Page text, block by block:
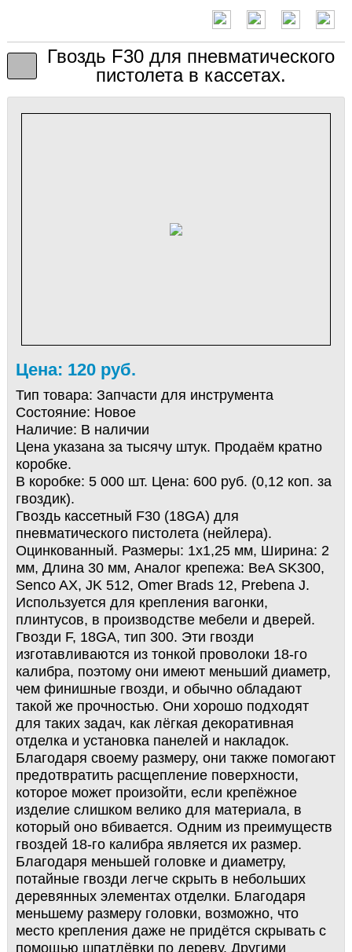
Гвоздь F30 для пневматического
пистолета в кассетах.
Цена: 120 руб.
Тип товара: Запчасти для инструмента
Состояние: Новое
Наличие: В наличии
Цена указана за тысячу штук. Продаём кратно
коробке.
В коробке: 5 000 шт. Цена: 600 руб. (0,12 коп. за
гвоздик).
Гвоздь кассетный F30 (18GA) для
пневматического пистолета (нейлера).
Оцинкованный. Размеры: 1х1,25 мм, Ширина: 2
мм, Длина 30 мм, Аналог крепежа: BeA SK300,
Senco AX, JK 512, Omer Brads 12, Prebena J.
Используется для крепления вагонки,
плинтусов, в производстве мебели и дверей.
Гвозди F, 18GA, тип 300. Эти гвозди
изготавливаются из тонкой проволоки 18-го
калибра, поэтому они имеют меньший диаметр,
чем финишные гвозди, и обычно обладают
такой же прочностью. Они хорошо подходят
для таких задач, как лёгкая декоративная
отделка и установка панелей и накладок.
Благодаря своему размеру, они также помогают
предотвратить расщепление поверхности,
которое может произойти, если крепёжное
изделие слишком велико для материала, в
который оно вбивается. Одним из преимуществ
гвоздей 18-го калибра является их размер.
Благодаря меньшей головке и диаметру,
потайные гвозди легче скрыть в небольших
деревянных элементах отделки. Благодаря
меньшему размеру головки, возможно, что
место крепления даже не придётся скрывать с
помощью шпатлёвки по дереву. Другими